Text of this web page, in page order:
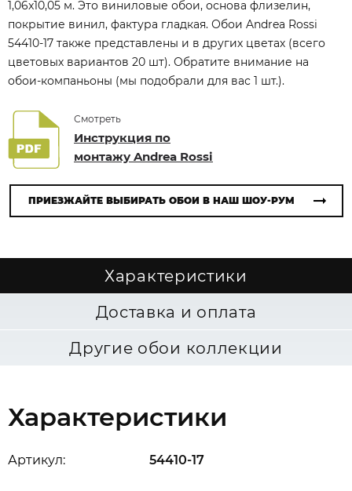
1,06x10,05 м. Это виниловые обои, основа флизелин,
покрытие винил, фактура гладкая. Обои Andrea Rossi
54410-17 также представлены и в других цветах (всего
цветовых вариантов 20 шт). Обратите внимание на
обои-компаньоны (мы подобрали для вас 1 шт.).
Смотреть
Инструкция по
монтажу Andrea Rossi
ПРИЕЗЖАЙТЕ ВЫБИРАТЬ ОБОИ В НАШ ШОУ-РУМ
Характеристики
Доставка и оплата
Другие обои коллекции
Характеристики
Артикул: 54410-17